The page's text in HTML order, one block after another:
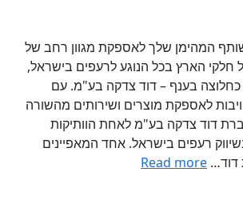
המהימן שלך לאספקת מגוון רחב של
חלקי הארץ בכל הנוגע לרעפים בישראל,
בענף – דוד צדקה בע"מ. עם
לאספקת מוצרים ושירותים מהשורה
דוד צדקה בע"מ לאחת הוותיקות
רעפים בישראל. אחד המאפיינים
דוד… Read more